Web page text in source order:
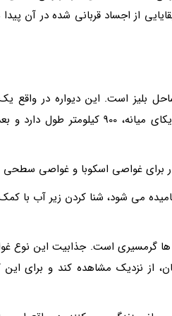
از اجساد قربانی شده در آن
مجموعه دیواره مرجانی آمریکای میانه است. دیواره مرجانی
برای غواصی اسکوبا و غواصی
می شود، شنا کردن زیر آب با
گرمسیری است. جذابیت این نوع
از نزدیک مشاهده کند و برای این